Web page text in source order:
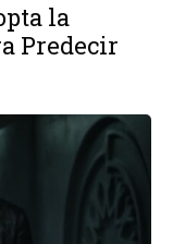
la
Predecir